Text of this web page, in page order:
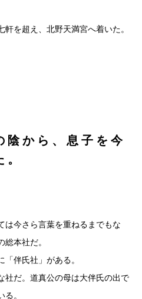
を超え、北野天満宮へ着いた。
陰から、息子を今
は今さら言葉を重ねるまでもな
本社だ。
伴氏社」がある。
社だ。道真公の母は大伴氏の出で
。